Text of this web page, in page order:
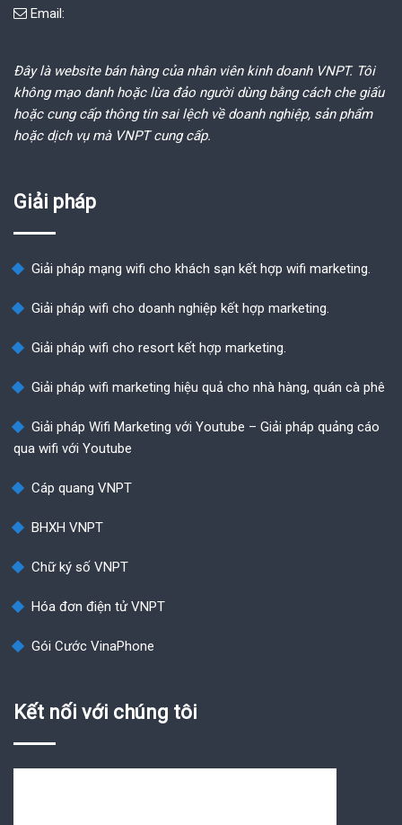
Email:
Đây là website bán hàng của nhân viên kinh doanh VNPT. Tôi
không mạo danh hoặc lừa đảo người dùng bằng cách che giấu
hoặc cung cấp thông tin sai lệch về doanh nghiệp, sản phẩm
hoặc dịch vụ mà VNPT cung cấp.
Giải pháp
Giải pháp mạng wifi cho khách sạn kết hợp wifi marketing.
Giải pháp wifi cho doanh nghiệp kết hợp marketing.
Giải pháp wifi cho resort kết hợp marketing.
Giải pháp wifi marketing hiệu quả cho nhà hàng, quán cà phê
Giải pháp Wifi Marketing với Youtube – Giải pháp quảng cáo
qua wifi với Youtube
Cáp quang VNPT
BHXH VNPT
Chữ ký số VNPT
Hóa đơn điện tử VNPT
Gói Cước VinaPhone
Kết nối với chúng tôi